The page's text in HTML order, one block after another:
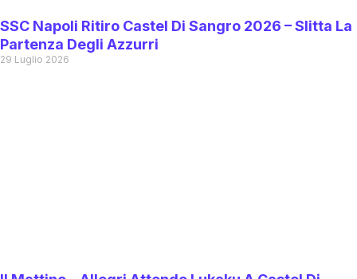
SSC Napoli Ritiro Castel Di Sangro 2026 – Slitta La
Partenza Degli Azzurri
29 Luglio 2026